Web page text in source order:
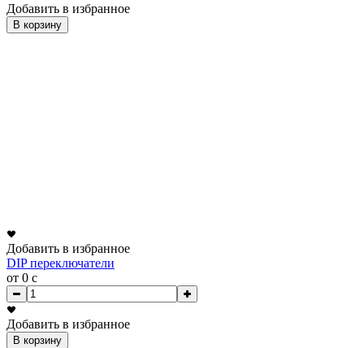
Добавить в избранное
В корзину
Добавить в избранное
DIP переключатели
от 0 c
Добавить в избранное
В корзину